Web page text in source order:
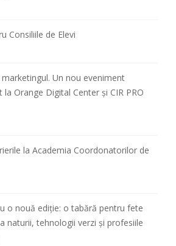
Consiliile de Elevi
Un nou eveniment
Orange Digital Center și CIR PRO
la Academia Coordonatorilor de
o nouă ediție: o tabără pentru fete
naturii, tehnologii verzi și profesiile